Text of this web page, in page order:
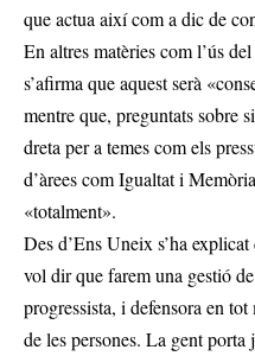
que actua així com a dic de
En altres matèries com l’ús
s’afirma que aquest serà
mentre que, preguntats sobre
dreta per a temes com els
d’àrees com Igualtat i
«totalment».
Des d’Ens Uneix s’ha
vol dir que farem una gestió
progressista, i defensora en
de les persones. La gent